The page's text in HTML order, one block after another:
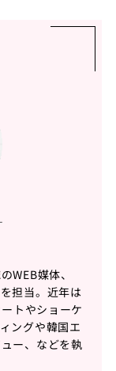
WEB媒体、
担当。近年は
トやショーケ
ングや韓国エ
ー、などを執